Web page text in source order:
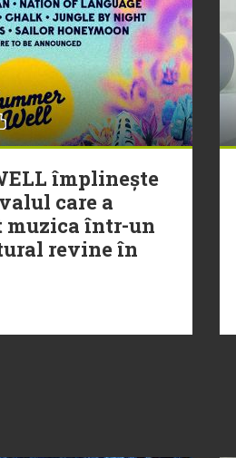
împlinește
care a
muzica într-un
revine în